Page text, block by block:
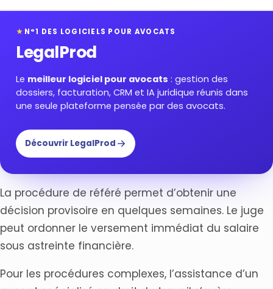
★ N°1 DES LOGICIELS POUR AVOCATS
LegalProd
Le meilleur logiciel pour avocats : gestion des
dossiers, facturation, CRM et IA juridique réunis dans
une seule plateforme pensée par des avocats.
Découvrir LegalProd
La procédure de référé permet d’obtenir une
décision provisoire en quelques semaines. Le juge
peut ordonner le versement immédiat du salaire
sous astreinte financière.
Pour les procédures complexes, l’assistance d’un